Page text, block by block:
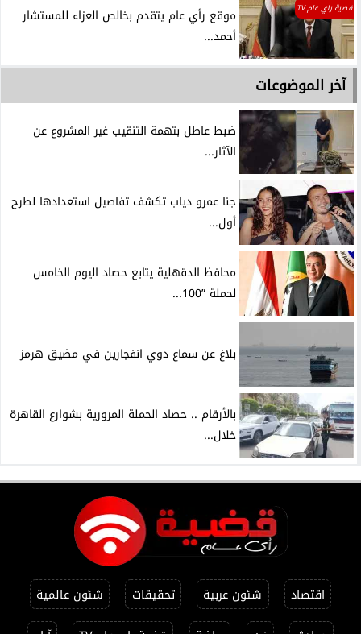
قضية راي عام TV
موقع رأي عام يتقدم بخالص العزاء للمستشار
أحمد...
آخر الموضوعات
ضبط عاطل بتهمة التنقيب غير المشروع عن
الآثار...
جنا عمرو دياب تكشف تفاصيل استعدادها لطرح
أول...
محافظ الدقهلية يتابع حصاد اليوم الخامس
لحملة ”100...
بلاغ عن سماع دوي انفجارين في مضيق هرمز
بالأرقام .. حصاد الحملة المرورية بشوارع القاهرة
خلال...
اقتصاد شئون عربية تحقيقات
شئون عالمية